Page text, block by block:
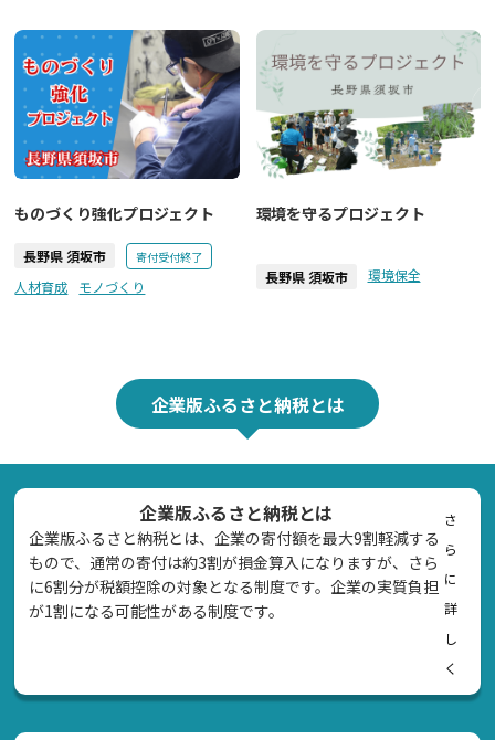
ものづくり強化プロジェクト
長野県 須坂市 寄付受付終了
人材育成 モノづくり
環境を守るプロジェクト
長野県 須坂市 環境保全
企業版ふるさと納税とは
企業版ふるさと納税とは
企業版ふるさと納税とは、企業の寄付額を最大9割軽減する
もので、通常の寄付は約3割が損金算入になりますが、さら
に6割分が税額控除の対象となる制度です。企業の実質負担
が1割になる可能性がある制度です。
さ
ら
に
詳
し
く